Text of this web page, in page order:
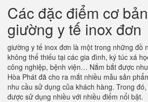
Các đặc điểm cơ
giường y tế inox đơn
giường y tế inox đơn là một trong những đồ
không thể thiếu tại các gia đình, ký túc xá
công nghiệp, bệnh viện… Nắm bắt được
Hòa Phát đã cho ra mắt nhiều mẫu sản
nhu cầu sử dụng của khách hàng. Trong
được sử dụng nhiều với nhiều điểm nổi bật.